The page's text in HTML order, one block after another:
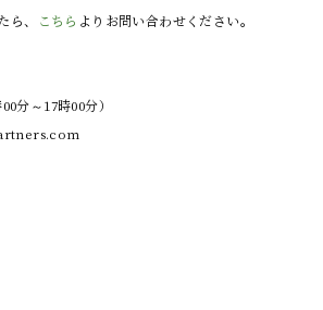
、 こちら よりお問い合わせください。
分～17時00分）